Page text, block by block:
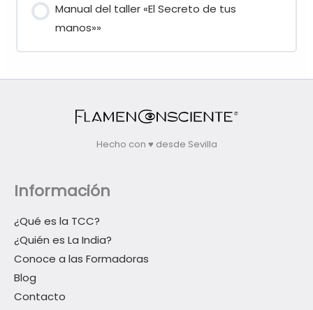
Manual del taller «El Secreto de tus
manos»»
Hecho con ♥ desde Sevilla
Información
¿Qué es la TCC?
¿Quién es La India?
Conoce a las Formadoras
Blog
Contacto